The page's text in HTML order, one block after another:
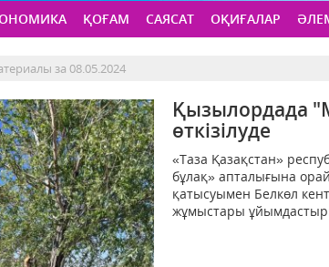
ҚОҒАМ САЯСАТ ОҚИҒАЛАР
за 08.05.2024
Қызылордада
өткізілуде
«Таза Қазақстан»
бұлақ» апталығына
қатысуымен Белкөл
жұмыстары